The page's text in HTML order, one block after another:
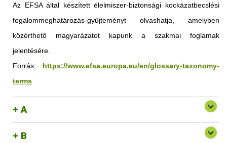
Az EFSA által készített élelmiszer-biztonsági kockázatbecslési
fogalommeghatározás-gyűjteményt olvashatja, amelyben
közérthető magyarázatot kapunk a szakmai foglamak
jelentésére.
Forrás: https://www.efsa.europa.eu/en/glossary-taxonomy-
terms
A
B